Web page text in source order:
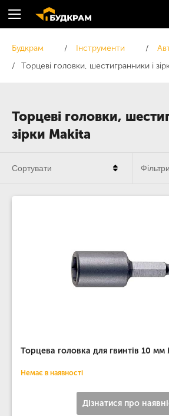
Торцеві головки,
зірки Makita
Будкрам Інструменти
Торцеві головки, шестигранники і
Торцева головка для гвинтів 10 мм
Немає в наявності
Дізнатися про
Сортувати Фільтри